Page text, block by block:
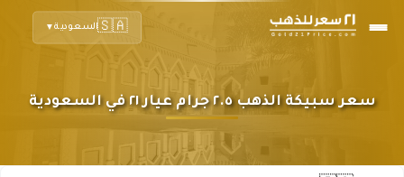
🇸🇦السعودية▼
سعر سبيكة الذهب ٢.٥ جرام عيار ٢١ في السعودية